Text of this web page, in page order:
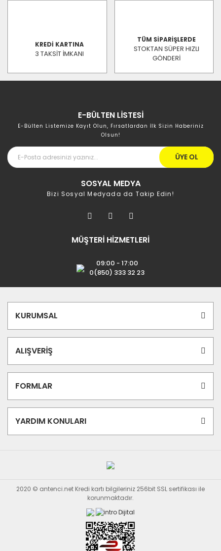
KREDİ KARTINA
3 TAKSİT İMKANI
TÜM SİPARİŞLERDE
STOKTAN SÜPER HIZLI
GÖNDERİ
E-BÜLTEN LİSTESİ
E-Bülten Listemize Kayıt Olun, Fırsatlardan İlk Sizin Haberiniz
Olsun!
ÜYE OL
SOSYAL MEDYA
Bizi Sosyal Medyada da Takip Edin!
MÜŞTERİ HİZMETLERİ
09:00 - 17:00
0(850) 333 32 23
KURUMSAL
ALIŞVERİŞ
FORMLAR
YARDIM KONULARI
2020 © antenci.net Kredi kartı bilgileriniz 256bit SSL sertifikası ile
korunmaktadır.